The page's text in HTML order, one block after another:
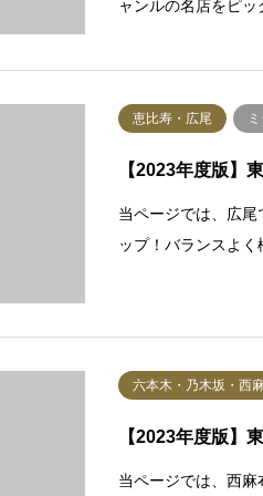
ャンルの名店をピ
恵比寿・広尾
【2023年度版】
当ページでは、広
ップ！バランスよ
六本木・乃木坂・西
【2023年度版】
当ページでは、西